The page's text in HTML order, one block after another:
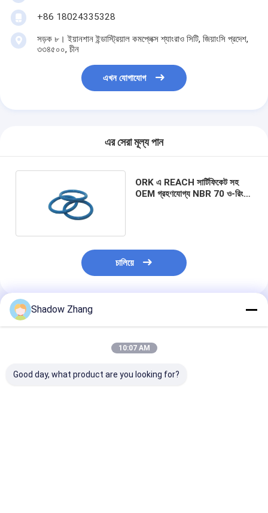
+86 18024335328
সড়ক ৮। ইয়ানশান ইন্ডাস্ট্রিয়াল কমপ্লেক্স শ্যাংরাও সিটি, জিয়াংসি প্রদেশ,
৩৩৪৫০০, চীন
এখন যোগাযোগ
এর সেরা মূল্য পান
ORK এ REACH সার্টিফিকেট সহ
OEM গ্রহণযোগ্য NBR 70 ও-রিং
চালিয়ে
প্রস্তাবিত পণ্য
Shadow Zhang
10:07 AM
Good day, what product are you looking for?